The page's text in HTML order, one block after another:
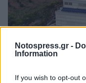
Notospress.gr -
Information
If you wish to opt-out